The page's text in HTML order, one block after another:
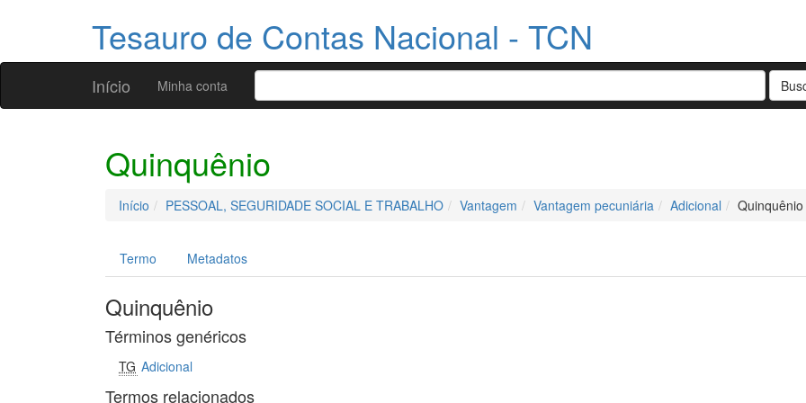
Tesauro de Contas Nacional - TCN
Início Minha conta
Quinquênio
Início PESSOAL, SEGURIDADE SOCIAL E TRABALHO Vantagem Vantagem pecuniária Adicional Quinquênio
Termo Metadatos
Quinquênio
Términos genéricos
TG Adicional
Termos relacionados